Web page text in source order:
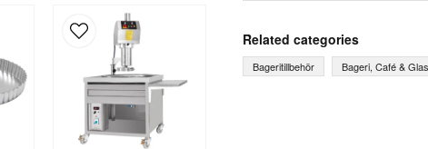
Ask us something about
Related categories
Bageritillbehör Bageri, Café &